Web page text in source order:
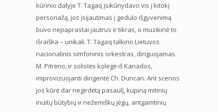
kūrinio dalyje T. Tagaq įsikūnydavo vis į kitokį
personažą, jos įsijautimas į gedulo išgyvenimą
buvo nepaprastai jautrus ir tikras, o muzikinė to
išraiška – unikali. T. Tagaq talkino Lietuvos
nacionalinis simfoninis orkestras, diriguojamas
M. Pitrėno, ir solistės kolegė iš Kanados,
improvizuojanti dirigentė Ch. Duncan. Ant scenos
jos kūrė dar negirdėtą pasaulį, kupiną mitinių
inuitų būtybių ir nežemiškų jėgų, antgamtinių